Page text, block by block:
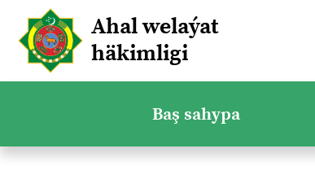
Ahal welaýat
häkimligi
Baş sahypa